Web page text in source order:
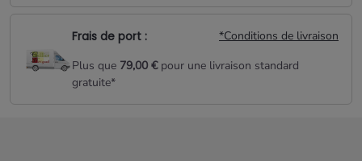
Frais de port :
*Conditions de livraison
Plus que 79,00 €pour une livraison standard
gratuite*